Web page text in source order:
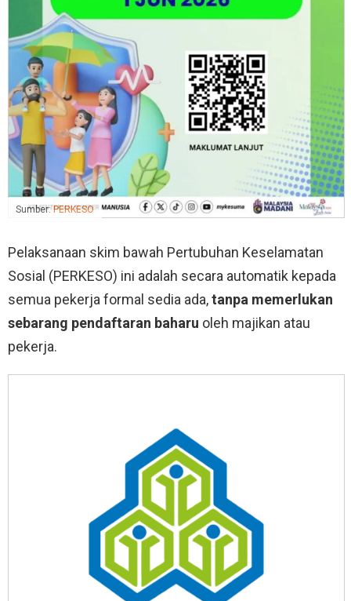
Sumber:PERKESO
Pelaksanaan skim bawah Pertubuhan Keselamatan
Sosial (PERKESO) ini adalah secara automatik kepada
semua pekerja formal sedia ada,tanpa memerlukan
sebarang pendaftaran baharu oleh majikan atau
pekerja.